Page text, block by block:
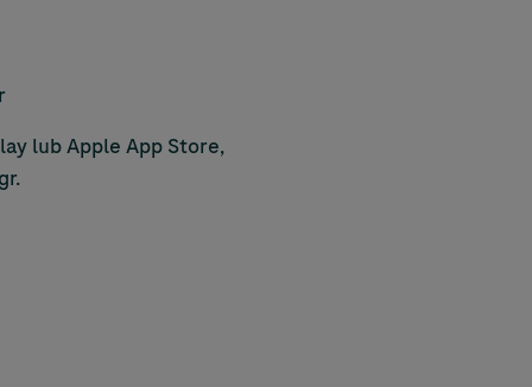
lub Apple App Store,